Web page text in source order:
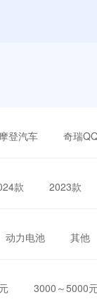
摩登汽车 奇瑞
款 2023款
动力电池 其他
3000～5000